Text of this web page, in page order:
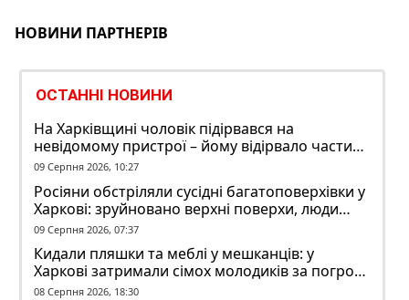
НОВИНИ ПАРТНЕРІВ
ОСТАННІ НОВИНИ
На Харківщині чоловік підірвався на
невідомому пристрої – йому відірвало частину
руки
09 Серпня 2026, 10:27
Росіяни обстріляли сусідні багатоповерхівки у
Харкові: зруйновано верхні поверхи, люди
заблоковані
09 Серпня 2026, 07:37
Кидали пляшки та меблі у мешканців: у
Харкові затримали сімох молодиків за погром
у гуртожитку
08 Серпня 2026, 18:30